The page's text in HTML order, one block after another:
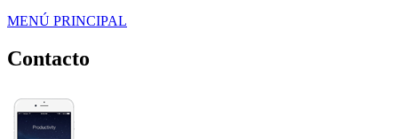
MENÚ PRINCIPAL
Contacto